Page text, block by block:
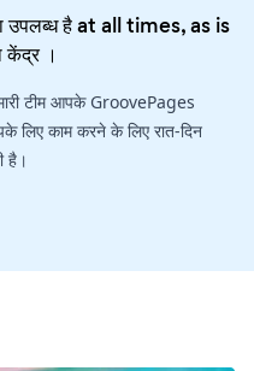
है at all times, as is
केंद्र।
टीम आपके GroovePages
काम करने के लिए रात-दिन
है।